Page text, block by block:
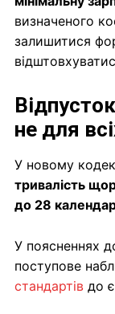
визначеного
залишитися
не для
У новому
тривалість
до 28
У поясненнях
поступове
стандартів до